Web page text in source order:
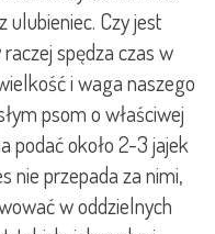
ulubieniec. Czy jest
spędza czas w
i waga naszego
psom o właściwej
podać około 2-3 jajek
nie przepada za nimi,
w oddzielnych